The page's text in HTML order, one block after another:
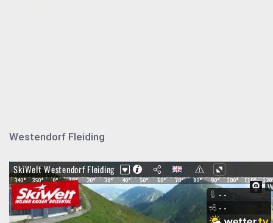
Westendorf Fleiding